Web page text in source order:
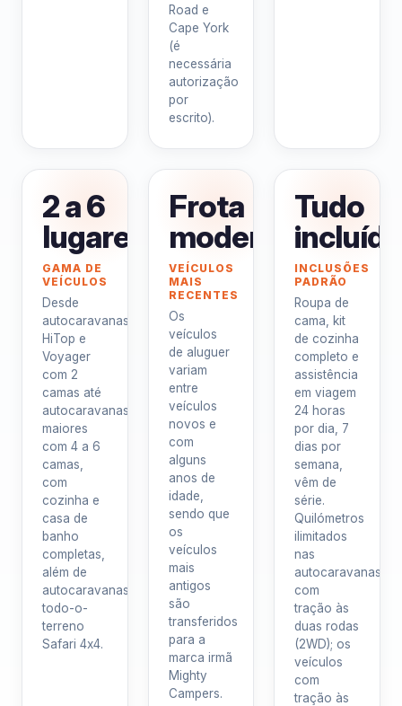
Road e
Cape York
(é
necessária
autorização
por
escrito).
2 a 6
lugares
GAMA DE
VEÍCULOS
Desde
autocaravanas
HiTop e
Voyager
com 2
camas até
autocaravanas
maiores
com 4 a 6
camas,
com
cozinha e
casa de
banho
completas,
além de
autocaravanas
todo-o-
terreno
Safari 4x4.
Frota
moderna
VEÍCULOS
MAIS
RECENTES
Os
veículos
de aluguer
variam
entre
veículos
novos e
com
alguns
anos de
idade,
sendo que
os
veículos
mais
antigos
são
transferidos
para a
marca irmã
Mighty
Campers.
Tudo
INCLUSÕES
PADRÃO
Roupa de
cama, kit
de cozinha
completo e
assistência
em viagem
24 horas
por dia, 7
dias por
semana,
vêm de
série.
Quilómetros
ilimitados
nas
autocaravanas
com
tração às
duas rodas
(2WD); os
veículos
com
tração às